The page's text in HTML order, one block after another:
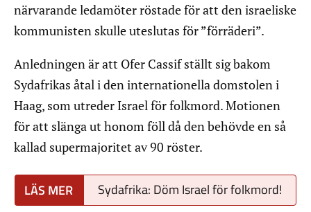
närvarande ledamöter röstade för att den israeliske
kommunisten skulle uteslutas för ”förräderi”.
Anledningen är att Ofer Cassif ställt sig bakom
Sydafrikas åtal i den internationella domstolen i
Haag, som utreder Israel för folkmord. Motionen
för att slänga ut honom föll då den behövde en så
kallad supermajoritet av 90 röster.
Sydafrika: Döm Israel för folkmord!